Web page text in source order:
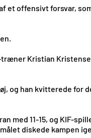
et offensivt forsvar,
træner Kristian
og han kvitterede for
med 11-15, og KIF-
diskede kampen